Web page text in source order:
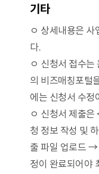
기타
ㅇ 상세내용은 사
다.
ㅇ 신청서 접수
의 비즈매칭포털
에는 신청서 수정
ㅇ 신청서 제출은
청 정보 작성 및
출 파일 업로드 →
정이 완료되어야